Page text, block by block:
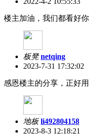
楼主加油，我们都看好
板凳 netqing
2023-7-31 17:32:02
感恩楼主的分享，正好用
地板 li492804158
2023-8-3 12:18:21